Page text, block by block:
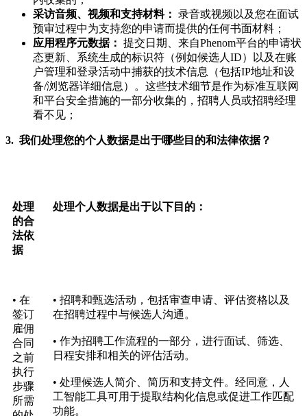
采访音频、视频和支持材料： 录音或视频以及您在面试
预审过程中为支持您的申请而提供的任何书面材料；
应用程序元数据： 提交日期、来自Phenom平台的申请状
态更新、系统生成的标识符（例如候选人ID）以及在账
户管理和登录活动中捕获的技术信息（包括IP地址和设
备/浏览器详细信息）。这些技术细节是作为标准互联网
和平台安全措施的一部分收集的，招聘人员或招聘经理
看不见；
3. 我们处理您的个人数据是出于哪些目的和法律依据？
处理
的合
法依
据
处理个人数据是出于以下目的：
• 在
签订
雇佣
合同
之前
执行
步骤
所需
• 招聘和甄选活动，包括审查申请、评估资格以及
在招聘过程中与候选人沟通。
• 作为招聘工作流程的一部分，进行面试、筛选、
日程安排和相关的评估活动。
• 处理候选人简介、简历和支持文件。经同意，人
工智能工具可用于提取结构化信息或促进工作匹配
功能。